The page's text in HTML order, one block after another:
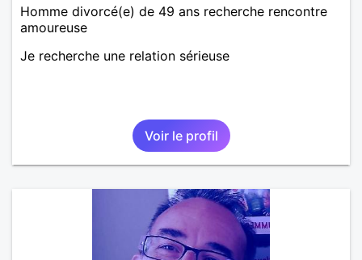
Homme divorcé(e) de 49 ans recherche rencontre
amoureuse
Je recherche une relation sérieuse
Voir le profil